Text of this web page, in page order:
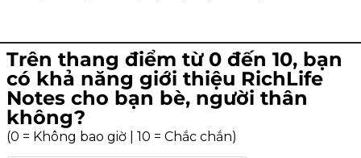
Trên thang điểm từ 0 đến 10, bạn
có khả năng giới thiệu RichLife
Notes cho bạn bè, người thân
không?
(0 = Không bao giờ | 10 = Chắc chắn)